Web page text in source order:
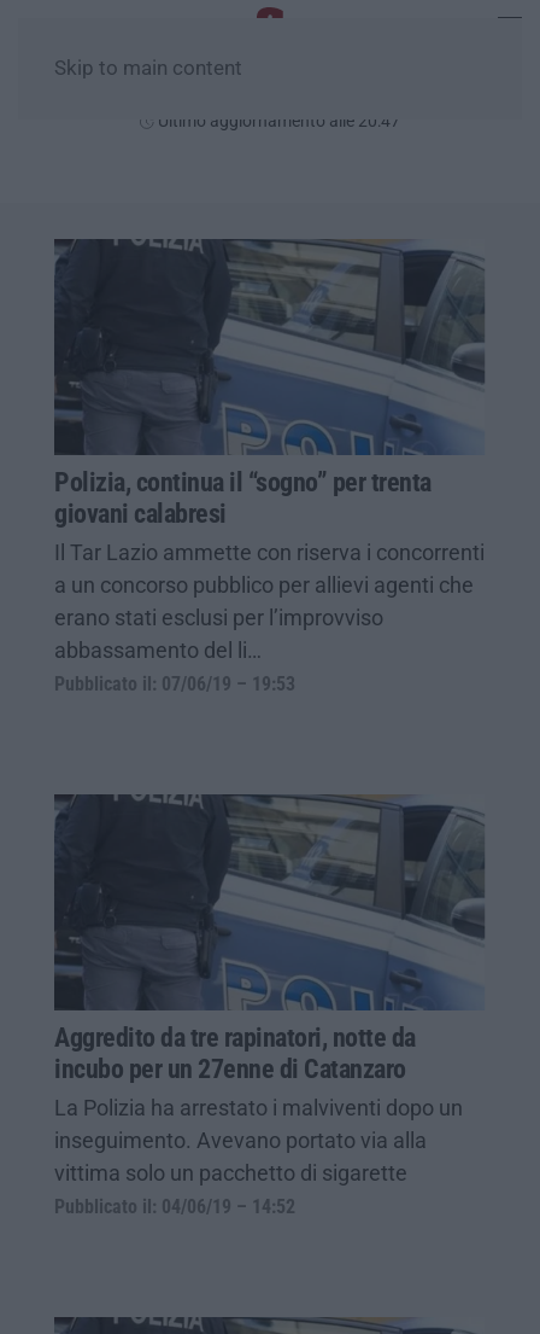
Skip to main content
Ultimo aggiornamento alle 20:47
Polizia, continua il “sogno” per trenta
giovani calabresi
Il Tar Lazio ammette con riserva i concorrenti
a un concorso pubblico per allievi agenti che
erano stati esclusi per l’improvviso
abbassamento del li…
Pubblicato il: 07/06/19 – 19:53
Aggredito da tre rapinatori, notte da
incubo per un 27enne di Catanzaro
La Polizia ha arrestato i malviventi dopo un
inseguimento. Avevano portato via alla
vittima solo un pacchetto di sigarette
Pubblicato il: 04/06/19 – 14:52